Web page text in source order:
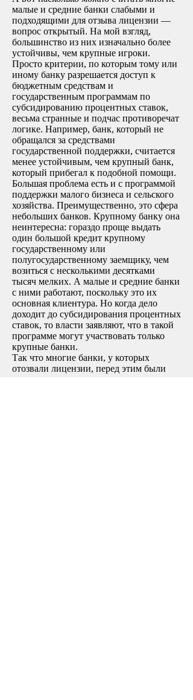
малые и средние банки слабыми и
подходящими для отзыва лицензии —
вопрос открытый. На мой взгляд,
большинство из них изначально более
устойчивы, чем крупные игроки.
Просто критерии, по которым тому или
иному банку разрешается доступ к
бюджетным средствам и
государственным программам по
субсидированию процентных ставок,
весьма странные и подчас противоречат
логике. Например, банк, который не
обращался за средствами
государственной поддержки, считается
менее устойчивым, чем крупный банк,
который прибегал к подобной помощи.
Большая проблема есть и с программой
поддержки малого бизнеса и сельского
хозяйства. Преимущественно, это сфера
небольших банков. Крупному банку она
неинтересна: гораздо проще выдать
один большой кредит крупному
государственному или
полугосударственному заемщику, чем
возиться с несколькими десятками
тысяч мелких. А малые и средние банки
с ними работают, поскольку это их
основная клиентура. Но когда дело
доходит до субсидирования процентных
ставок, то власти заявляют, что в такой
программе могут участвовать только
крупные банки.
Так что многие банки, у которых
отозвали лицензии, перед этим были